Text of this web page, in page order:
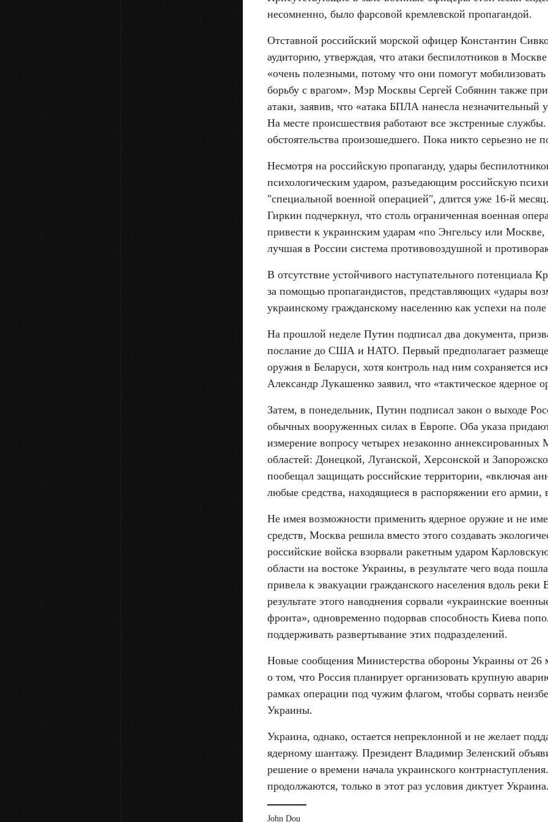
несомненно, было фарсовой кремлевской пропагандой.
Отставной российский морской офицер Константин
аудиторию, утверждая, что атаки беспилотников в
«очень полезными, потому что они помогут
борьбу с врагом». Мэр Москвы Сергей Собянин также
атаки, заявив, что «атака БПЛА нанесла незначительный
На месте происшествия работают все экстренные
обстоятельства произошедшего. Пока никто серьезно не
Несмотря на российскую пропаганду, удары
психологическим ударом, разъедающим российскую
"специальной военной операцией", длится уже 16-й
Гиркин подчеркнул, что столь ограниченная военная
привести к украинским ударам «по Энгельсу или Москве,
лучшая в России система противовоздушной и
В отсутствие устойчивого наступательного потенциала
за помощью пропагандистов, представляющих «удары
украинскому гражданскому населению как успехи на
На прошлой неделе Путин подписал два документа,
послание до США и НАТО. Первый предполагает
оружия в Беларуси, хотя контроль над ним сохраняется
Александр Лукашенко заявил, что «тактическое ядерное
Затем, в понедельник, Путин подписал закон о выходе
обычных вооруженных силах в Европе. Оба указа
измерение вопросу четырех незаконно аннексированных
областей: Донецкой, Луганской, Херсонской и
пообещал защищать российские территории, «включая
любые средства, находящиеся в распоряжении его армии,
Не имея возможности применить ядерное оружие и не
средств, Москва решила вместо этого создавать
российские войска взорвали ракетным ударом
области на востоке Украины, в результате чего вода
привела к эвакуации гражданского населения вдоль
результате этого наводнения сорвали «украинские
фронта», одновременно подорвав способность Киева
поддерживать развертывание этих подразделений.
Новые сообщения Министерства обороны Украины от 26
о том, что Россия планирует организовать крупную
рамках операции под чужим флагом, чтобы сорвать
Украины.
Украина, однако, остается непреклонной и не желает
ядерному шантажу. Президент Владимир Зеленский
решение о времени начала украинского
продолжаются, только в этот раз условия диктует
John Dou